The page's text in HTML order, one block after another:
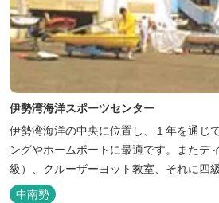
伊勢湾海洋スポーツセンター
伊勢湾海洋の中央に位置し、１年を通じ
ングやホームポートに最適です。またデ
級）、クルーザーヨット教室、それに四
催されています。レンタルヨットもありま
中南勢